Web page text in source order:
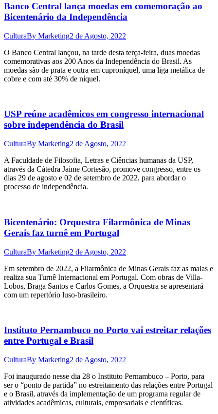
Banco Central lança moedas em comemoração ao
Bicentenário da Independência
CulturaBy Marketing2 de Agosto, 2022
O Banco Central lançou, na tarde desta terça-feira, duas moedas
comemorativas aos 200 Anos da Independência do Brasil. As
moedas são de prata e outra em cuproníquel, uma liga metálica de
cobre e com até 30% de níquel.
USP reúne acadêmicos em congresso internacional
sobre independência do Brasil
CulturaBy Marketing2 de Agosto, 2022
A Faculdade de Filosofia, Letras e Ciências humanas da USP,
através da Cátedra Jaime Cortesão, promove congresso, entre os
dias 29 de agosto e 02 de setembro de 2022, para abordar o
processo de independência.
Bicentenário: Orquestra Filarmônica de Minas
Gerais faz turnê em Portugal
CulturaBy Marketing2 de Agosto, 2022
Em setembro de 2022, a Filarmônica de Minas Gerais faz as malas e
realiza sua Turnê Internacional em Portugal. Com obras de Villa-
Lobos, Braga Santos e Carlos Gomes, a Orquestra se apresentará
com um repertório luso-brasileiro.
Instituto Pernambuco no Porto vai estreitar relações
entre Portugal e Brasil
CulturaBy Marketing2 de Agosto, 2022
Foi inaugurado nesse dia 28 o Instituto Pernambuco – Porto, para
ser o “ponto de partida” no estreitamento das relações entre Portugal
e o Brasil, através da implementação de um programa regular de
atividades acadêmicas, culturais, empresariais e científicas.